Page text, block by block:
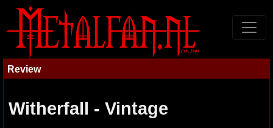
Review
Witherfall - Vintage